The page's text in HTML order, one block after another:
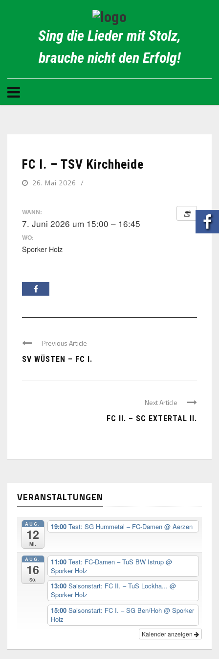
Sing die Lieder mit Stolz,
brauche nicht den Erfolg!
FC I. – TSV Kirchheide
26. Mai 2026
WANN:
7. Juni 2026 um 15:00 – 16:45
WO:
Sporker Holz
Previous Article
SV WÜSTEN – FC I.
Next Article
FC II. – SC EXTERTAL II.
VERANSTALTUNGEN
AUG.
12
Mi.
19:00 Test: SG Hummetal – FC-Damen @ Aerzen
AUG.
16
So.
11:00 Test: FC-Damen – TuS BW Istrup @
Sporker Holz
13:00 Saisonstart: FC II. – TuS Lockha... @
Sporker Holz
15:00 Saisonstart: FC I. – SG Ben/Hoh @ Sporker
Holz
Kalender anzeigen